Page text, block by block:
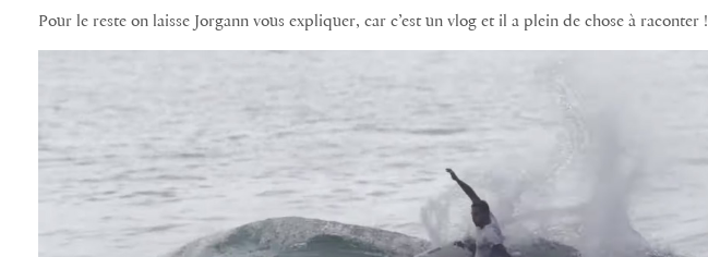
Pour le reste on laisse Jorgann vous expliquer, car c’est un vlog et il a plein de chose à raconter !